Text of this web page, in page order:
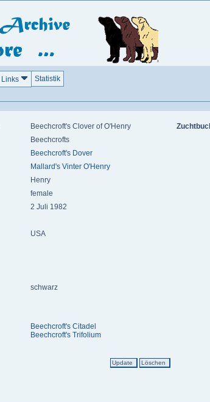
Links Statistik
Beechcroft's Clover of O'Henry
Beechcrofts
Beechcroft's Dover
Mallard's Vinter O'Henry
Henry
female
2 Juli 1982
USA
schwarz
Beechcroft's Citadel
Beechcroft's Trifolium